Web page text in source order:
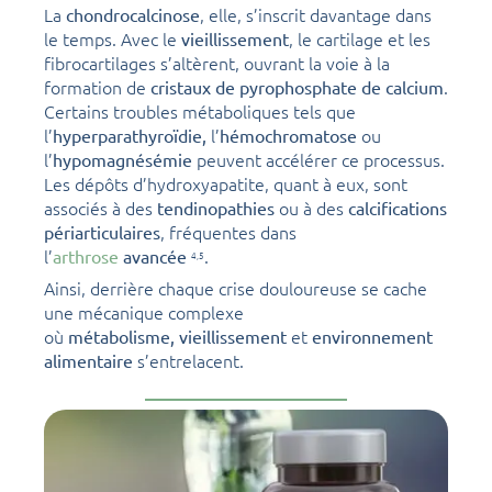
La chondrocalcinose, elle, s’inscrit davantage dans
le temps. Avec le vieillissement, le cartilage et les
fibrocartilages s’altèrent, ouvrant la voie à la
formation de cristaux de pyrophosphate de calcium.
Certains troubles métaboliques tels que
l’hyperparathyroïdie, l’hémochromatose ou
l’hypomagnésémie peuvent accélérer ce processus.
Les dépôts d’hydroxyapatite, quant à eux, sont
associés à des tendinopathies ou à des calcifications
périarticulaires, fréquentes dans
l’arthrose avancée 4, 5.
Ainsi, derrière chaque crise douloureuse se cache
une mécanique complexe
où métabolisme, vieillissement et environnement
alimentaire s’entrelacent.